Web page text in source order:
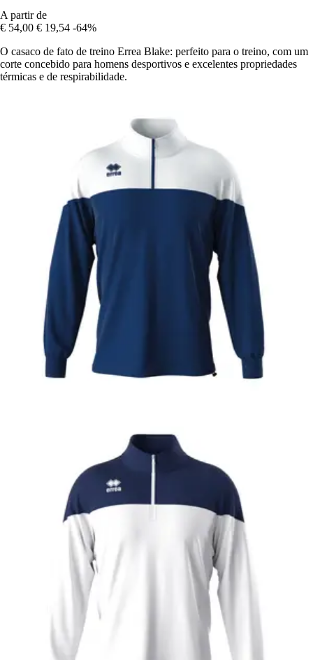
A partir de
€ 54,00 € 19,54 -64%
O casaco de fato de treino Errea Blake: perfeito para o treino, com um
corte concebido para homens desportivos e excelentes propriedades
térmicas e de respirabilidade.